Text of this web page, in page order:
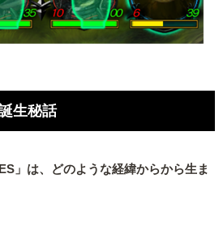
生秘話
」は、どのような経緯からから生ま